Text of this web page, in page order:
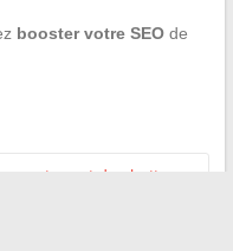
booster votre SEOde
moteur et des hottes